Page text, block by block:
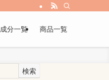
成分一覧 商品一覧
検索